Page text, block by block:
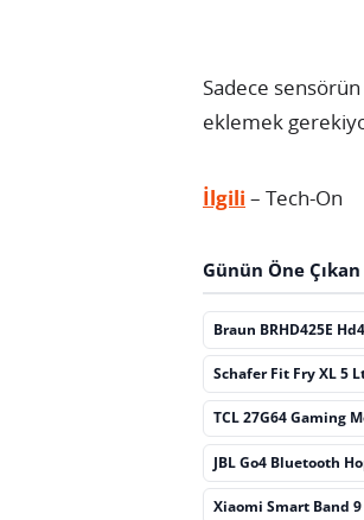
Sadece
eklemek
İlgili – Tech-On
Günün Öne Çıkan
Braun BRHD425E
Schafer Fit Fry XL 5
TCL 27G64 Gaming
JBL Go4 Bluetooth
Xiaomi Smart Band